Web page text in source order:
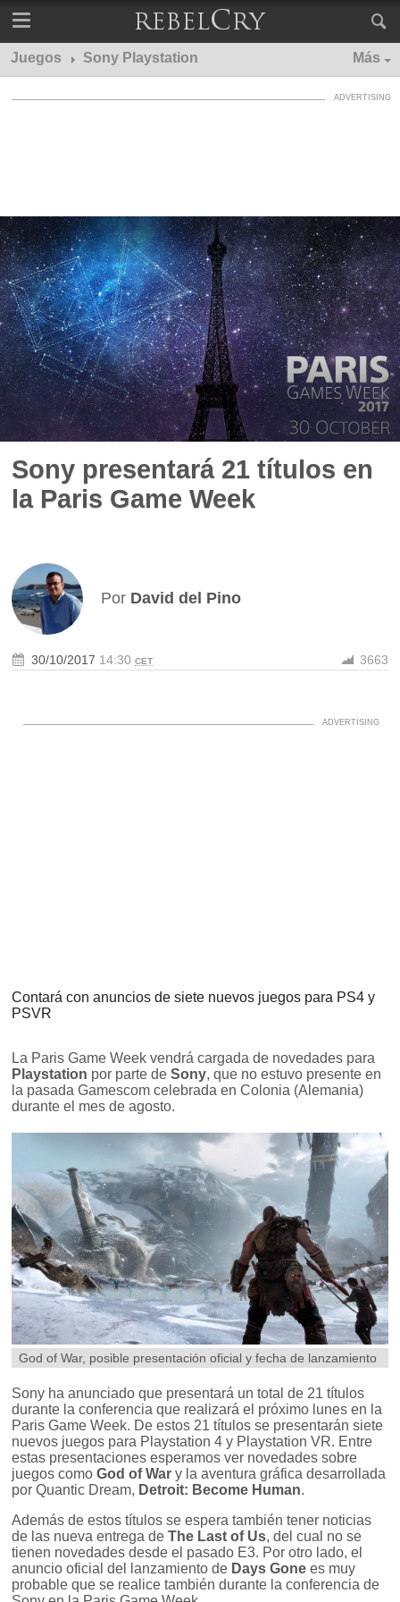
Juegos Sony Playstation Más
Sony presentará 21 títulos en
la Paris Game Week
Por David del Pino
30/10/2017 14:30CET 3663
Contará con anuncios de siete nuevos juegos para PS4 y
PSVR
La Paris Game Week vendrá cargada de novedades para
Playstation por parte deSony, que no estuvo presente en
la pasada Gamescom celebrada en Colonia (Alemania)
durante el mes de agosto.
God of War, posible presentación oficial y fecha de lanzamiento
Sony ha anunciado que presentará un total de 21 títulos
durante la conferencia que realizará el próximo lunes en la
Paris Game Week. De estos 21 títulos se presentarán siete
nuevos juegos para Playstation 4 y Playstation VR. Entre
estas presentaciones esperamos ver novedades sobre
juegos comoGod of War y la aventura gráfica desarrollada
por Quantic Dream, Detroit: Become Human.
Además de estos títulos se espera también tener noticias
de las nueva entrega deThe Last of Us, del cual no se
tienen novedades desde el pasado E3. Por otro lado, el
anuncio oficial del lanzamiento de Days Gone es muy
probable que se realice también durante la conferencia de